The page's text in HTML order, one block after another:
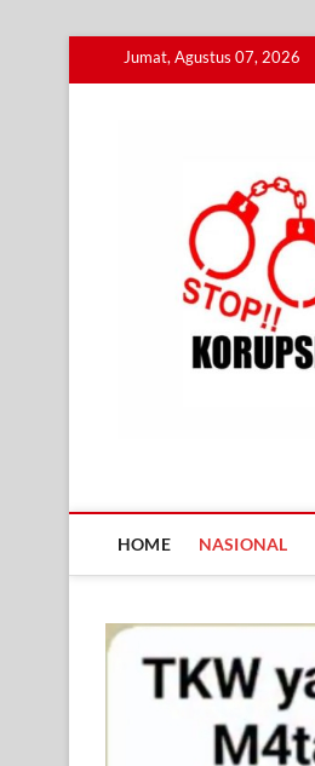
Jumat, Agustus 07, 2026
HOME NASIONAL